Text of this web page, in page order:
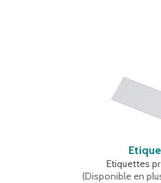
Etiquettes
(Disponible en